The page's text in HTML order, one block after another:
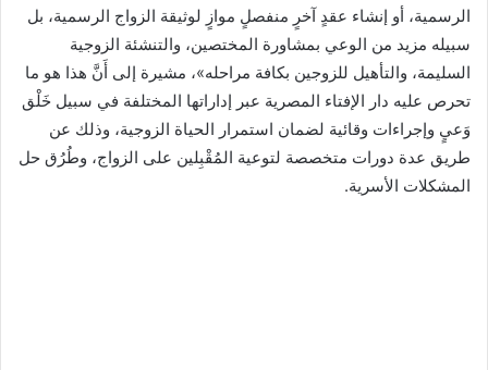
الرسمية، أو إنشاء عقدٍ آخرٍ منفصلٍ موازٍ لوثيقة الزواج الرسمية، بل
سبيله مزيد من الوعي بمشاورة المختصين، والتنشئة الزوجية
السليمة، والتأهيل للزوجين بكافة مراحله»، مشيرة إلى أَنَّ هذا هو ما
تحرص عليه دار الإفتاء المصرية عبر إداراتها المختلفة في سبيل خَلْق
وَعيٍ وإجراءات وقائية لضمان استمرار الحياة الزوجية، وذلك عن
طريق عدة دورات متخصصة لتوعية المُقْبِلين على الزواج، وطُرُق حل
المشكلات الأسرية.